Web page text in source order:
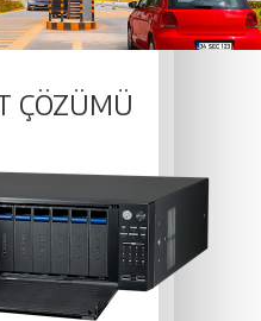
ÇÖZÜMÜ